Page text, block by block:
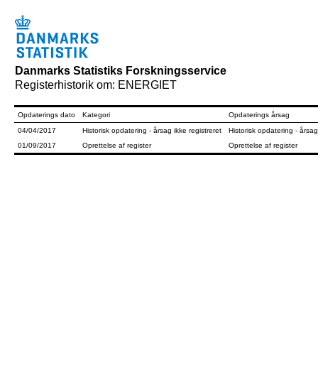
Danmarks Statistiks Forskningsservice
Registerhistorik om: ENERGIET
Opdaterings dato Kategori
Opdaterings årsag
04/04/2017
Historisk opdatering - årsag ikke registreret
Historisk opdatering -
01/09/2017
Oprettelse af register Oprettelse af register